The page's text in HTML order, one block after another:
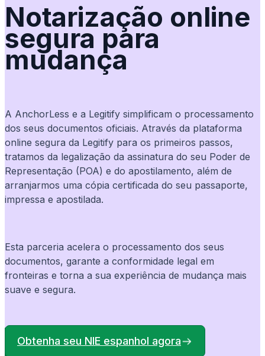
Notarização online
segura para
mudança
A AnchorLess e a Legitify simplificam o processamento
dos seus documentos oficiais. Através da plataforma
online segura da Legitify para os primeiros passos,
tratamos da legalização da assinatura do seu Poder de
Representação (POA) e do apostilamento, além de
arranjarmos uma cópia certificada do seu passaporte,
impressa e apostilada.
Esta parceria acelera o processamento dos seus
documentos, garante a conformidade legal em
fronteiras e torna a sua experiência de mudança mais
suave e segura.
Obtenha seu NIE espanhol agora